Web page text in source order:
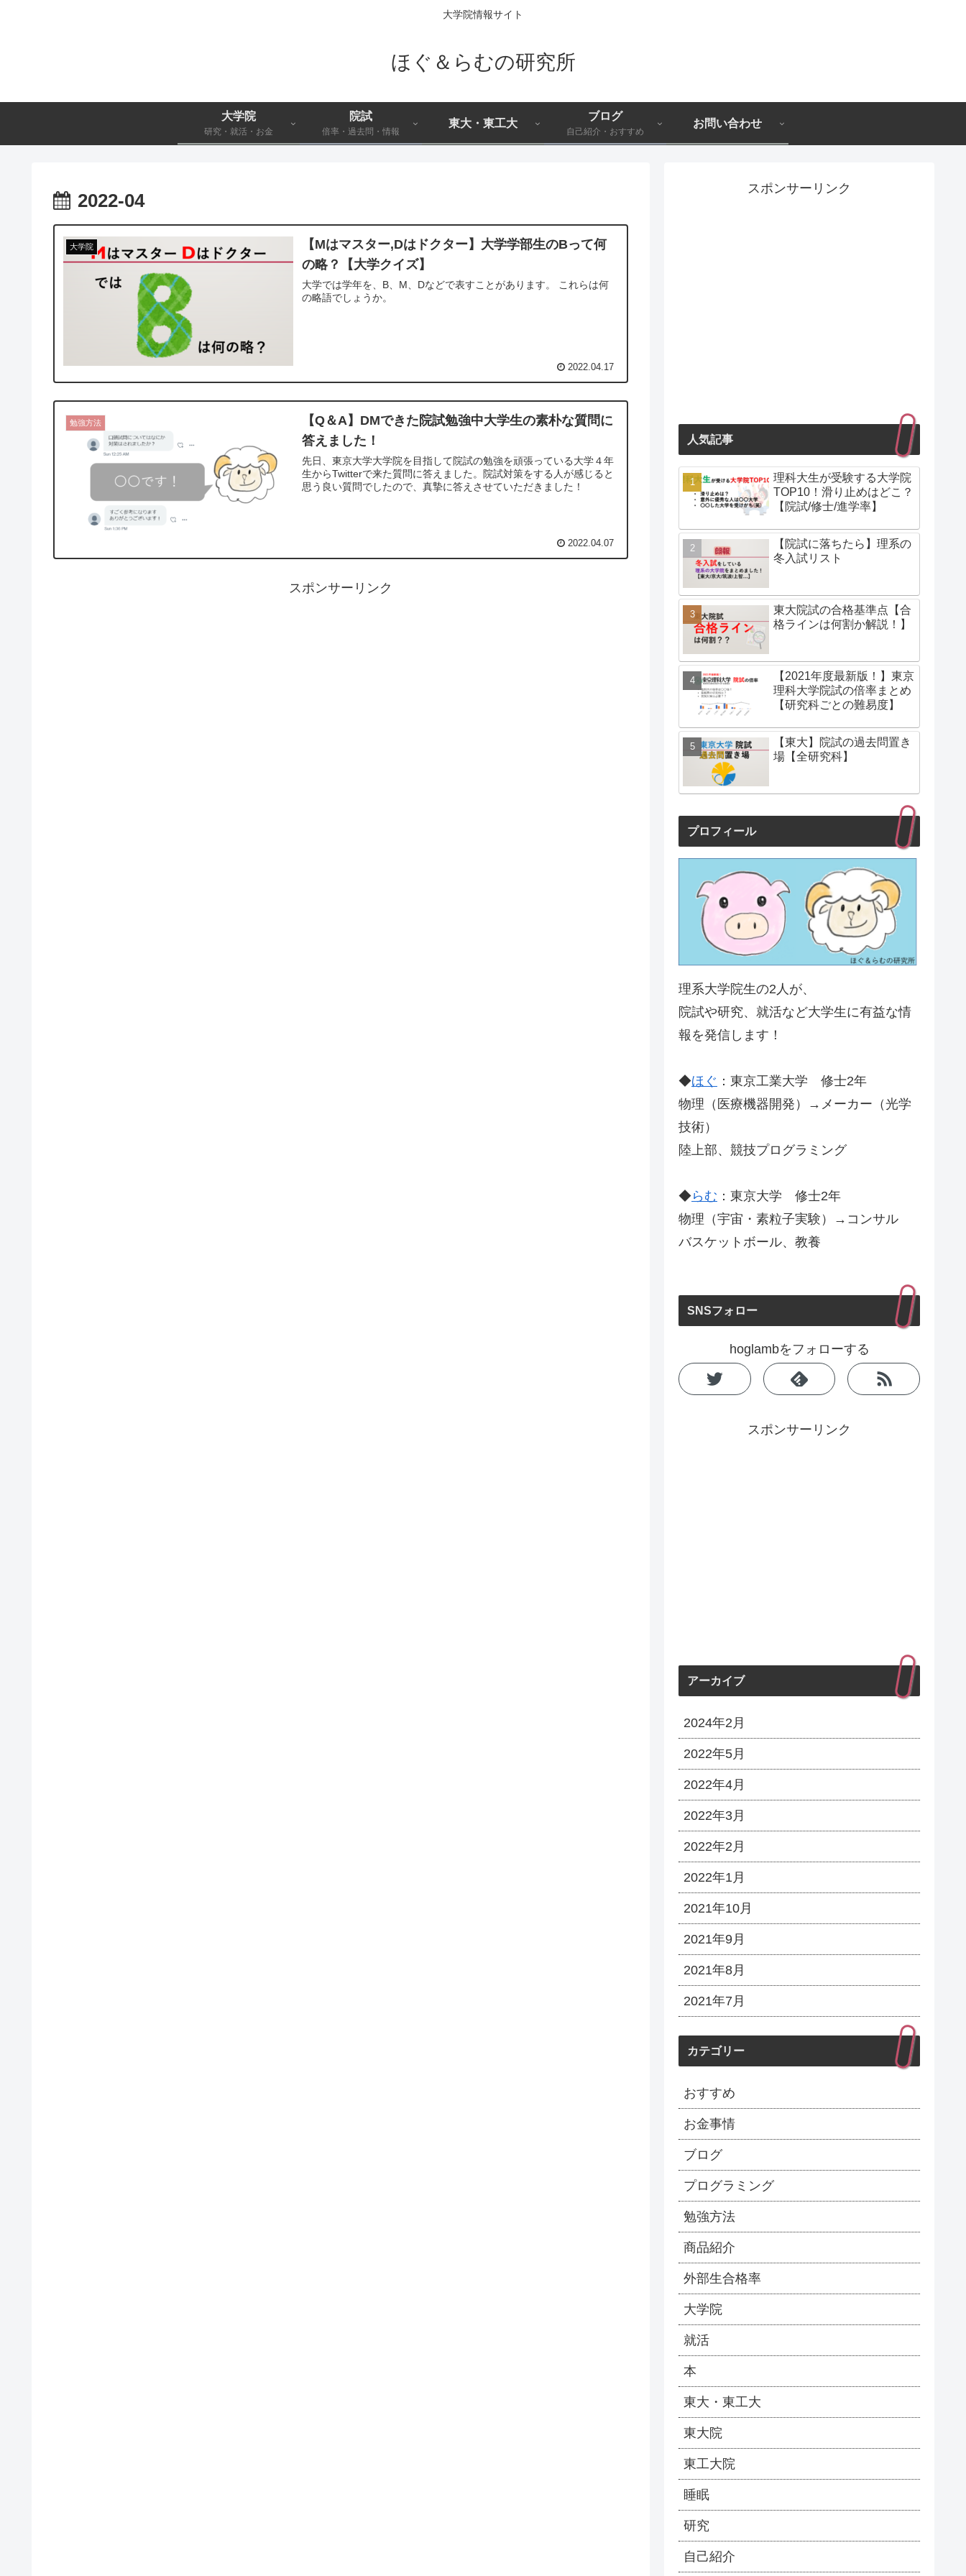
大学院情報サイト
ほぐ＆らむの研究所
大学院
研究・就活・お金
院試
倍率・過去問・情報
東大・東工大
ブログ
自己紹介・おすすめ
お問い合わせ
2022-04
大学院
【Mはマスター,Dはドクター】大学学部生のBって何
の略？【大学クイズ】
大学では学年を、B、M、Dなどで表すことがあります。 これらは何
の略語でしょうか。
2022.04.17
勉強方法
【Q＆A】DMできた院試勉強中大学生の素朴な質問に
答えました！
先日、東京大学大学院を目指して院試の勉強を頑張っている大学４年
生からTwitterで来た質問に答えました。院試対策をする人が感じると
思う良い質問でしたので、真摯に答えさせていただきました！
2022.04.07
スポンサーリンク
スポンサーリンク
人気記事
理科大生が受験する大学院
TOP10！滑り止めはどこ？
【院試/修士/進学率】
【院試に落ちたら】理系の
冬入試リスト
東大院試の合格基準点【合
格ラインは何割か解説！】
【2021年度最新版！】東京
理科大学院試の倍率まとめ
【研究科ごとの難易度】
【東大】院試の過去問置き
場【全研究科】
プロフィール
理系大学院生の2人が、
院試や研究、就活など大学生に有益な情
報を発信します！
◆ほぐ ：東京工業大学 修士2年
物理（医療機器開発）→メーカー（光学
技術）
陸上部、競技プログラミング
◆らむ ：東京大学 修士2年
物理（宇宙・素粒子実験）→コンサル
バスケットボール、教養
SNSフォロー
hoglambをフォローする
スポンサーリンク
アーカイブ
2024年2月
2022年5月
2022年4月
2022年3月
2022年2月
2022年1月
2021年10月
2021年9月
2021年8月
2021年7月
カテゴリー
おすすめ
お金事情
ブログ
プログラミング
勉強方法
商品紹介
外部生合格率
大学院
就活
本
東大・東工大
東大院
東工大院
睡眠
研究
自己紹介